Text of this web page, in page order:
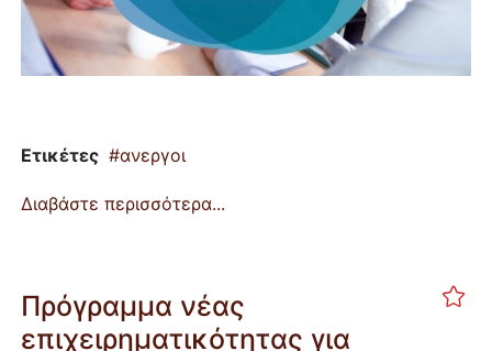
Ετικέτες ανεργοι
Διαβάστε περισσότερα...
Πρόγραμμα νέας
επιχειρηματικότητας για